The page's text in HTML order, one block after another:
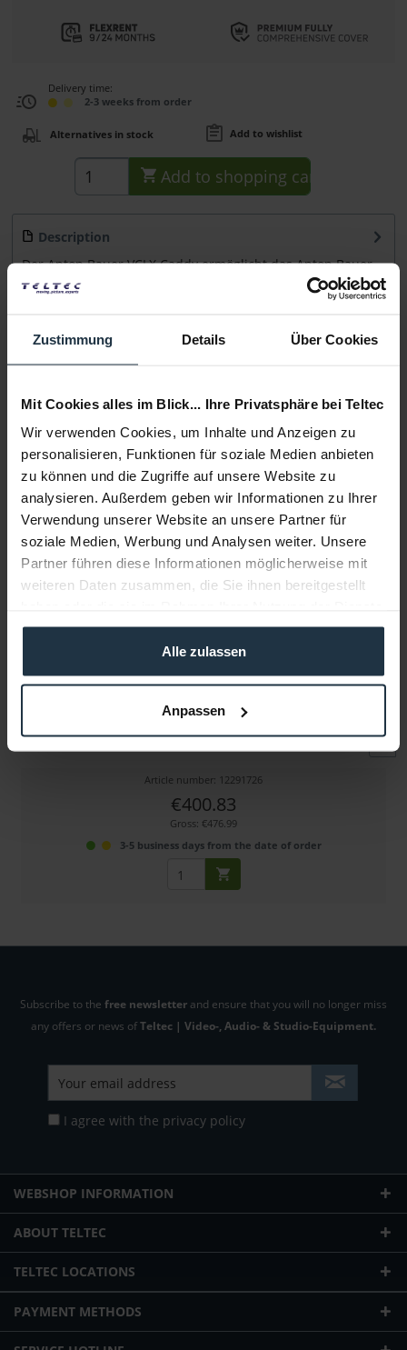
Zustimmung Details Über Cookies
Mit Cookies alles im Blick... Ihre Privatsphäre bei Teltec
Wir verwenden Cookies, um Inhalte und Anzeigen zu
personalisieren, Funktionen für soziale Medien anbieten
zu können und die Zugriffe auf unsere Website zu
analysieren. Außerdem geben wir Informationen zu Ihrer
Verwendung unserer Website an unsere Partner für
soziale Medien, Werbung und Analysen weiter. Unsere
Partner führen diese Informationen möglicherweise mit
weiteren Daten zusammen, die Sie ihnen bereitgestellt
gesammelt haben.
Alle zulassen
Anpassen
Delivery time:
2-3 weeks from order
Alternatives in stock Add to wishlist
Add to shopping cart
Description
Der Anton Bauer VCLX Caddy ermöglicht das Anton Bauer
VCLX NM2 und das VCLX...
Manufacturer & Product Safety Information
Folgende Infos zum Hersteller sind verfübar...... more
More articles from +++ Anton Bauer +++ look at
Akku-Kit für Blackmagic Pocket Cinema Camera 4K/6K
Article number: 12291726
€400.83
Gross: €476.99
3-5 business days from the date of order
Subscribe to the free newsletter and ensure that you will no longer miss
any offers or news ofTeltec | Video-, Audio- & Studio-Equipment.
I agree with the privacy policy
WEBSHOP INFORMATION
ABOUT TELTEC
TELTEC LOCATIONS
PAYMENT METHODS